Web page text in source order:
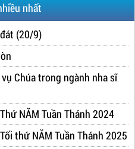
nhất
(20/9)
Chúa trong ngành nha sĩ
NĂM Tuần Thánh 2024
thứ NĂM Tuần Thánh 2025